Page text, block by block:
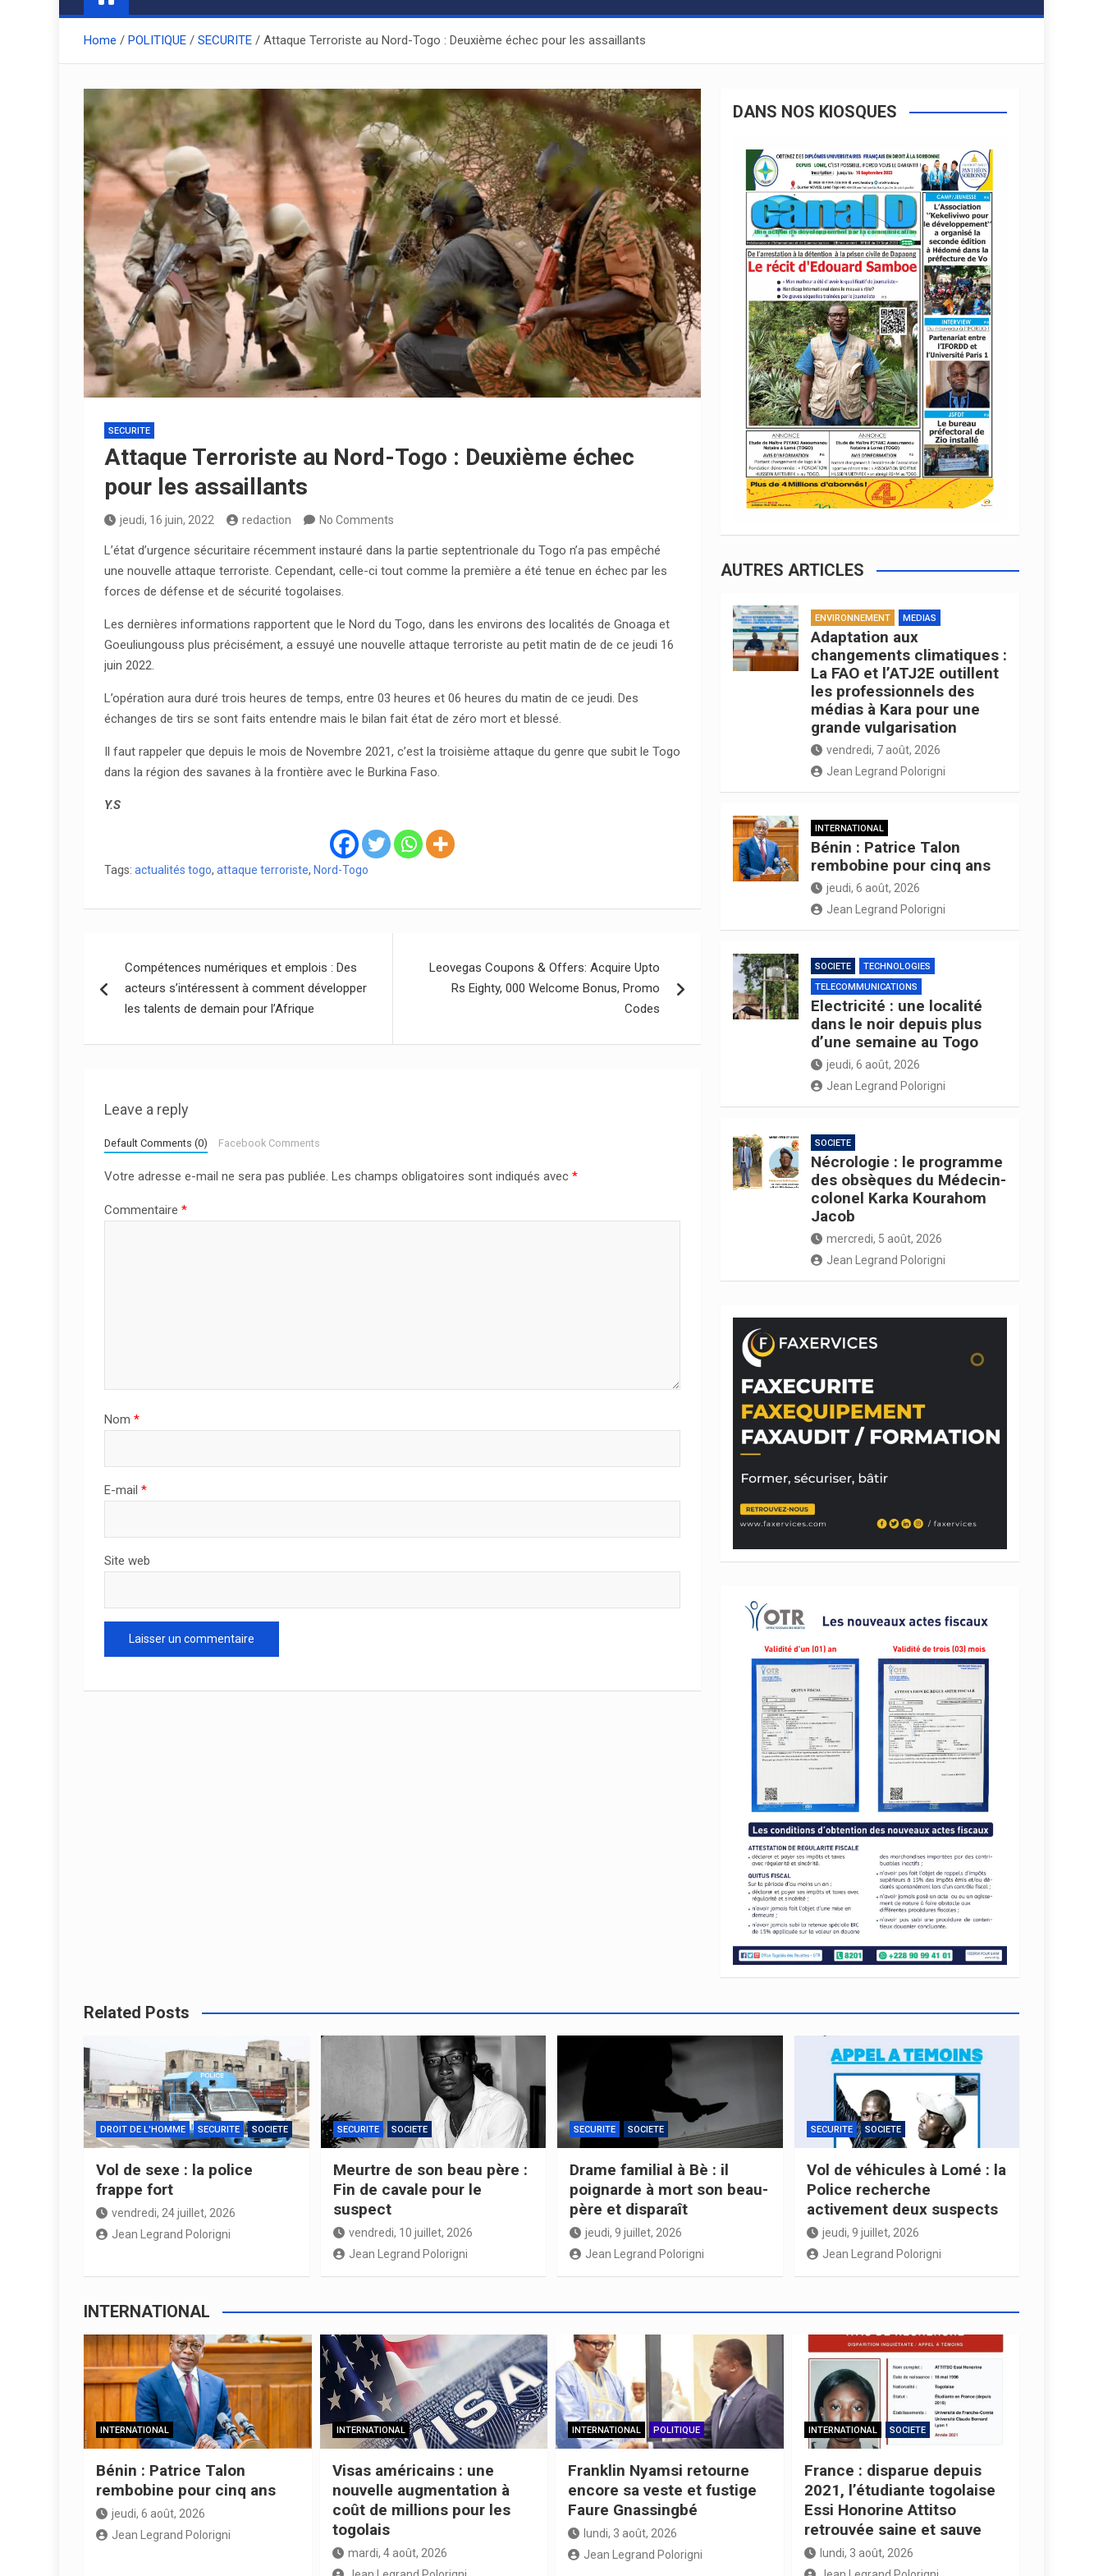
Home POLITIQUE SECURITE Attaque Terroriste au Nord-Togo : Deuxième échec pour les assaillants
SECURITE
Attaque Terroriste au Nord-Togo : Deuxième échec
pour les assaillants
jeudi, 16 juin, 2022 redaction No Comments
L’état d’urgence sécuritaire récemment instauré dans la partie septentrionale du Togo n’a pas empêché
une nouvelle attaque terroriste. Cependant, celle-ci tout comme la première a été tenue en échec par les
forces de défense et de sécurité togolaises.
Les dernières informations rapportent que le Nord du Togo, dans les environs des localités de Gnoaga et
Goeuliungouss plus précisément, a essuyé une nouvelle attaque terroriste au petit matin de de ce jeudi 16
juin 2022.
L’opération aura duré trois heures de temps, entre 03 heures et 06 heures du matin de ce jeudi. Des
échanges de tirs se sont faits entendre mais le bilan fait état de zéro mort et blessé.
Il faut rappeler que depuis le mois de Novembre 2021, c’est la troisième attaque du genre que subit le Togo
dans la région des savanes à la frontière avec le Burkina Faso.
Y.S
Tags: actualités togo, attaque terroriste, Nord-Togo
de
l’article
Compétences numériques et emplois : Des
acteurs s’intéressent à comment développer
les talents de demain pour l’Afrique
Leovegas Coupons & Offers: Acquire Upto
Rs Eighty, 000 Welcome Bonus, Promo
Codes
Leave a reply
Default Comments (0) Facebook Comments
Votre adresse e-mail ne sera pas publiée. Les champs obligatoires sont indiqués avec *
Commentaire *
Nom *
E-mail *
Site web
DANS NOS KIOSQUES
AUTRES ARTICLES
ENVIRONNEMENT MEDIAS
Adaptation aux
changements climatiques :
La FAO et l’ATJ2E outillent
les professionnels des
médias à Kara pour une
grande vulgarisation
vendredi, 7 août, 2026
Jean Legrand Polorigni
INTERNATIONAL
Bénin : Patrice Talon
rembobine pour cinq ans
jeudi, 6 août, 2026
Jean Legrand Polorigni
SOCIETE
TECHNOLOGIES
TELECOMMUNICATIONS
Electricité : une localité
dans le noir depuis plus
d’une semaine au Togo
jeudi, 6 août, 2026
Jean Legrand Polorigni
SOCIETE
Nécrologie : le programme
des obsèques du Médecin-
colonel Karka Kourahom
Jacob
mercredi, 5 août, 2026
Jean Legrand Polorigni
Related Posts
DROIT DE L'HOMME SECURITE SOCIETE
Vol de sexe : la police
frappe fort
vendredi, 24 juillet, 2026
Jean Legrand Polorigni
SECURITE SOCIETE
Meurtre de son beau père :
Fin de cavale pour le
suspect
vendredi, 10 juillet, 2026
Jean Legrand Polorigni
SECURITE SOCIETE
Drame familial à Bè : il
poignarde à mort son beau-
père et disparaît
jeudi, 9 juillet, 2026
Jean Legrand Polorigni
SECURITE SOCIETE
Vol de véhicules à Lomé : la
Police recherche
activement deux suspects
jeudi, 9 juillet, 2026
Jean Legrand Polorigni
INTERNATIONAL
INTERNATIONAL
Bénin : Patrice Talon
rembobine pour cinq ans
jeudi, 6 août, 2026
Jean Legrand Polorigni
INTERNATIONAL
Visas américains : une
nouvelle augmentation à
coût de millions pour les
togolais
mardi, 4 août, 2026
INTERNATIONAL POLITIQUE
Franklin Nyamsi retourne
encore sa veste et fustige
Faure Gnassingbé
lundi, 3 août, 2026
Jean Legrand Polorigni
INTERNATIONAL SOCIETE
France : disparue depuis
2021, l’étudiante togolaise
Essi Honorine Attitso
retrouvée saine et sauve
lundi, 3 août, 2026